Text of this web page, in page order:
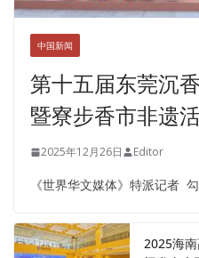
中国新闻
第十五届东莞沉
暨寮步香市非遗
2025年12月26日 Editor
《世界华文媒体》特派记者
2025海